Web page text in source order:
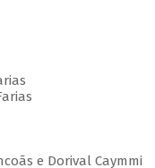
e Dorival Caymmi